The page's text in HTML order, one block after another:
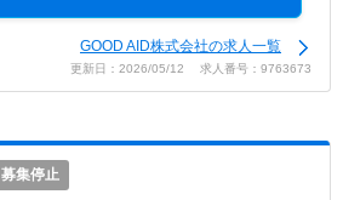
GOOD AID株式会社の求人一覧
更新日：2026/05/12 求人番号：9763673
募集停止